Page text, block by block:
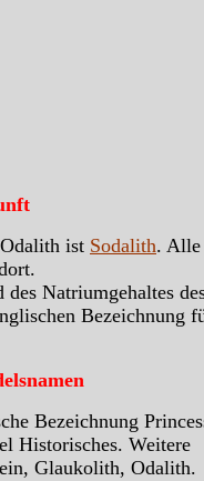
ist Sodalith. Alle
Natriumgehaltes
Bezeichnung
Bezeichnung
Historisches. Weitere
Glaukolith, Odalith.